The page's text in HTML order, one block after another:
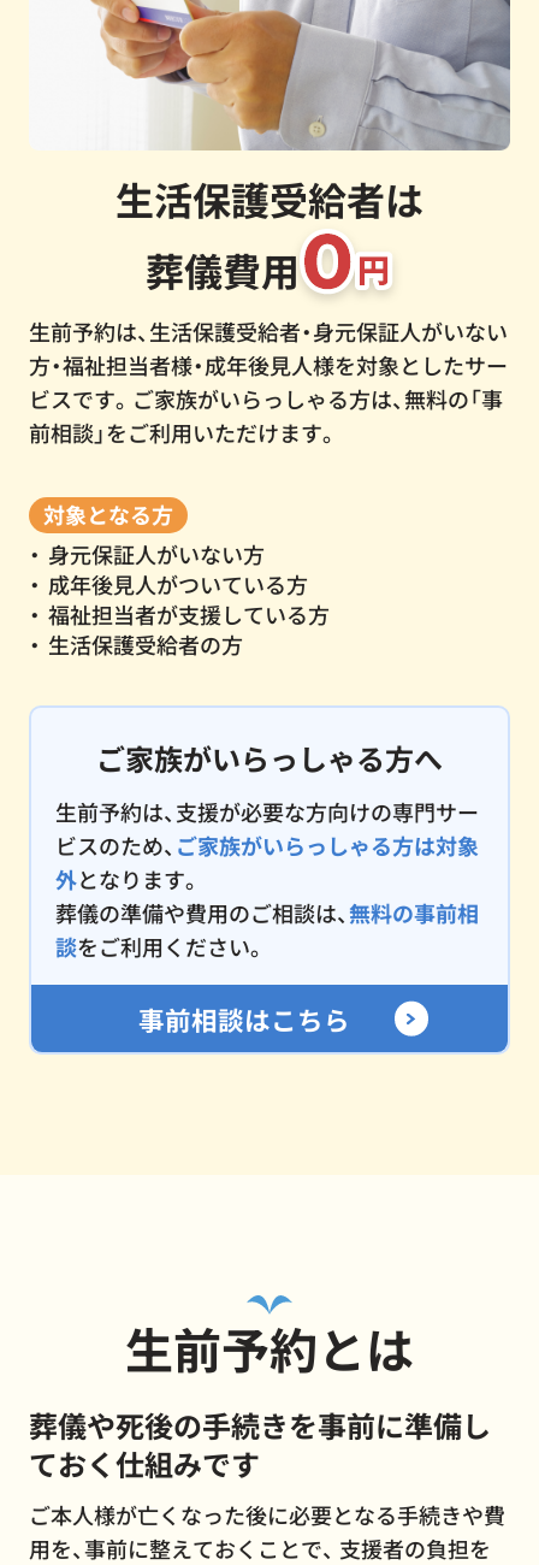
生活保護受給者は
葬儀費用
生前予約は、生活保護受給者・身元保証人がいない
方・福祉担当者様・成年後見人様を対象としたサー
ビスです。ご家族がいらっしゃる方は、無料の「事
前相談」をご利用いただけます。
対象となる方
身元保証人がいない方
成年後見人がついている方
福祉担当者が支援している方
生活保護受給者の方
ご家族がいらっしゃる方へ
生前予約は、支援が必要な方向けの専門サー
ビスのため、 ご家族がいらっしゃる方は対象
外となります。
葬儀の準備や費用のご相談は、無料の事前相
談をご利用ください。
事前相談はこちら
生前予約とは
葬儀や死後の手続きを事前に準備し
ておく仕組みです
ご本人様が亡くなった後に必要となる手続きや費
用を、事前に整えておくことで、 支援者の負担を